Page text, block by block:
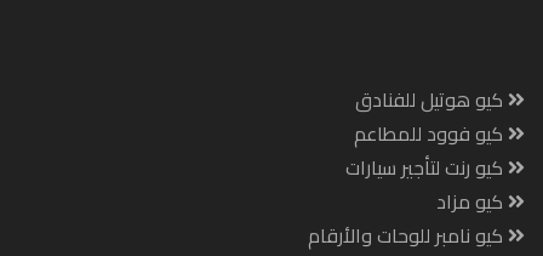
كيو هوتيل للفنادق
كيو فوود للمطاعم
كيو رنت لتأجير سيارات
كيو مزاد
كيو نامبر للوحات والأرقام